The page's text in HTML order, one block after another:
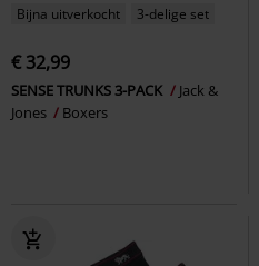
Bijna uitverkocht 3-delige set
€ 32,99
SENSE TRUNKS 3-PACK
Jack &
Jones
Boxers